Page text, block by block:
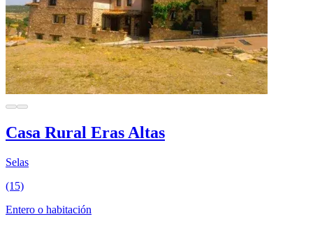
Casa Rural Eras Altas
Selas
(15)
Entero o habitación